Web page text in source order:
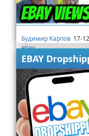
Будимир Карпов 17-
ebay
EBAY